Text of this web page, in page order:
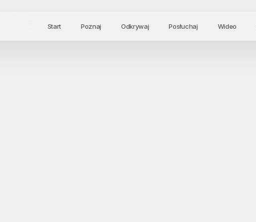
Start Poznaj Odkrywaj Posłuchaj Wideo